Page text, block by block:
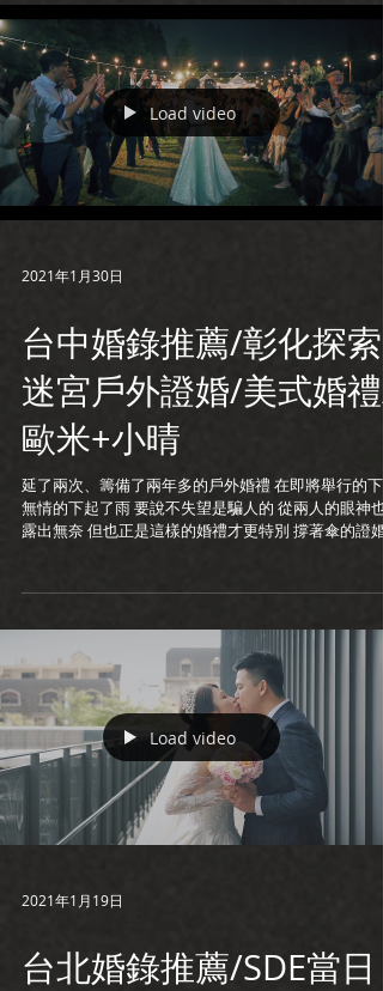
Load video
2021年1月30日
台中婚錄推薦/彰化探索
迷宮戶外證婚/美式婚禮/
歐米+小晴
延了兩次、籌備了兩年多的戶外婚禮 在即將舉行的下
無情的下起了雨 要說不失望是騙人的 從兩人的眼神也
露出無奈 但也正是這樣的婚禮才更特別 撐著傘的證婚
久的歌曲...
Load video
2021年1月19日
台北婚錄推薦/SDE當日